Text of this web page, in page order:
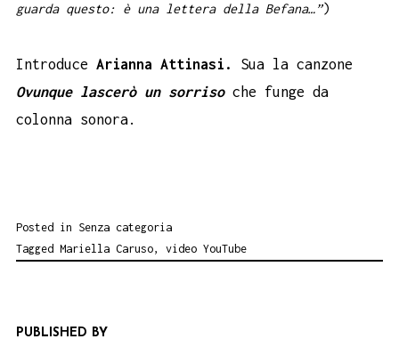
guarda questo: è una lettera della Befana…”)
Introduce Arianna Attinasi.
Sua la canzone
Ovunque lascerò un sorriso che funge da
colonna sonora.
Posted in Senza categoria
Tagged Mariella Caruso, video YouTube
PUBLISHED BY